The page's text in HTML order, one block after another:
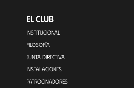
EL CLUB
INSTITUCIONAL
FILOSOFÍA
JUNTA DIRECTIVA
INSTALACIONES
PATROCINADORES